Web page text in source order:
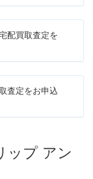
配買取査定を
査定をお申込
ップ アン